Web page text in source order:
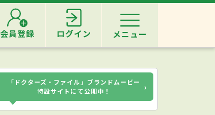
会員登録 ログイン メニュー
「ドクターズ・ファイル」ブランドムービー
特設サイトにて公開中！
›